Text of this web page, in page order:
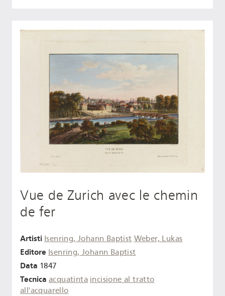
Vue de Zurich avec le chemin
de fer
Artisti Isenring, Johann Baptist Weber, Lukas
Editore Isenring, Johann Baptist
Data 1847
Tecnica acquatinta incisione al tratto
all'acquarello